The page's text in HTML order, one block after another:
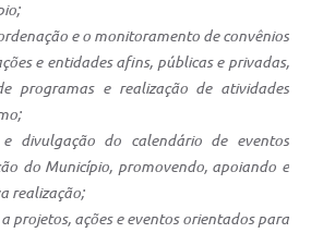
e o monitoramento de convênios
e entidades afins, públicas e privadas,
programas e realização de atividades
divulgação do calendário de eventos
do Município, promovendo, apoiando e
realização;
projetos, ações e eventos orientados para